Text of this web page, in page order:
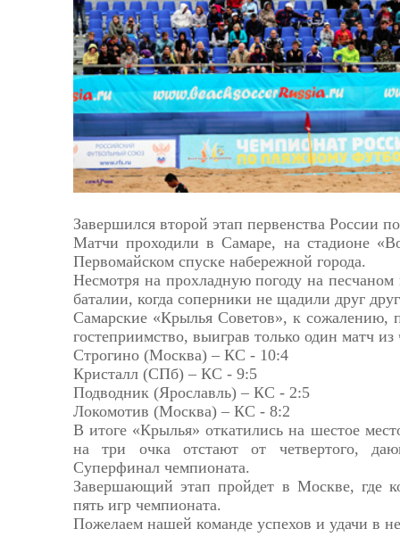
Астрахань
Завершился второй этап первенства России
Матчи проходили в Самаре, на стадионе
Первомайском спуске набережной города.
Несмотря на прохладную погоду на песчаном
баталии, когда соперники не щадили друг
Самарские «Крылья Советов», к сожалению,
гостеприимство, выиграв только один матч из
Строгино (Москва) – КС - 10:4
Кристалл (СПб) – КС - 9:5
Подводник (Ярославль) – КС - 2:5
Локомотив (Москва) – КС - 8:2
В итоге «Крылья» откатились на шестое
на три очка отстают от четвертого,
Суперфинал чемпионата.
Завершающий этап пройдет в Москве, где
пять игр чемпионата.
Пожелаем нашей команде успехов и удачи в